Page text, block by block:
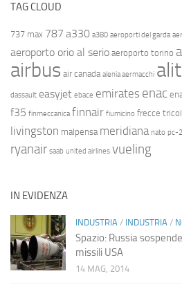
TAG CLOUD
737 max 787 a330 a380 aeroporti del garda
aeroporto orio al serio aeroporto torino
airbus air canada alenia aermacchi
dassault easyjet ebace emirates enac
f35 finmeccanica finnair fiumicino frecce
livingston malpensa meridiana nato pc-
ryanair saab united airlines vueling
IN EVIDENZA
INDUSTRIA / INDUSTRIA /
Spazio: Russia
missili USA
14 MAG, 2014